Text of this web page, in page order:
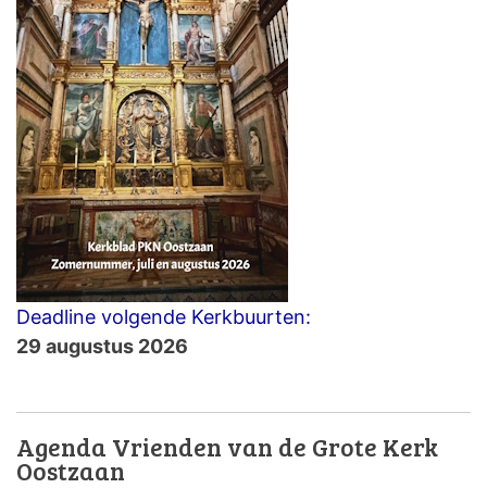
Deadline volgende Kerkbuurten:
29 augustus 2026
Agenda Vrienden van de Grote Kerk
Oostzaan